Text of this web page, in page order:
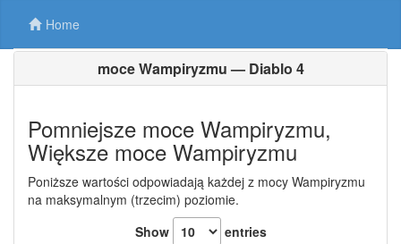
Home
moce Wampiryzmu — Diablo 4
Pomniejsze moce Wampiryzmu,
Większe moce Wampiryzmu
Poniższe wartości odpowiadają każdej z mocy Wampiryzmu
na maksymalnym (trzecim) poziomie.
Show
entries